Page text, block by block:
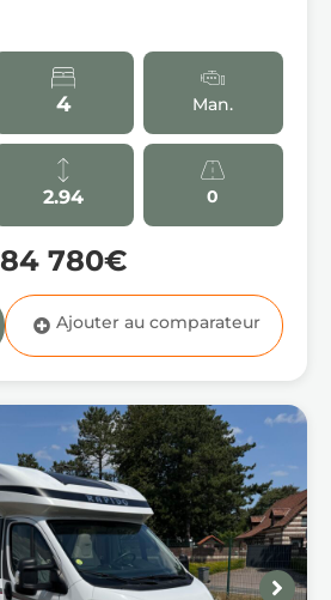
4 Man.
2.94 0
84 780€